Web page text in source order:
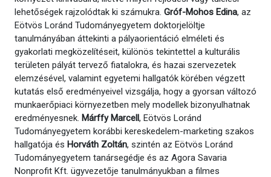
lehetőségek rajzolódtak ki számukra. Gróf-Mohos Edina, az
Eötvös Loránd Tudományegyetem doktorjelöltje
tanulmányában áttekinti a pályaorientáció elméleti és
gyakorlati megközelítéseit, különös tekintettel a kulturális
területen pályát tervező fiatalokra, és hazai szervezetek
elemzésével, valamint egyetemi hallgatók körében végzett
kutatás első eredményeivel vizsgálja, hogy a gyorsan változó
munkaerőpiaci környezetben mely modellek bizonyulhatnak
eredményesnek. Márffy Marcell, Eötvös Loránd
Tudományegyetem korábbi kereskedelem-marketing szakos
hallgatója és Horváth Zoltán, szintén az Eötvös Loránd
Tudományegyetem tanársegédje és az Agora Savaria
Nonprofit Kft. ügyvezetője tanulmányukban a filmes